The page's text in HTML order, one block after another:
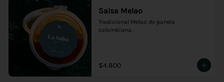
Salsa Melao
Tradicional Melao de panela
colombiana.
$4.800